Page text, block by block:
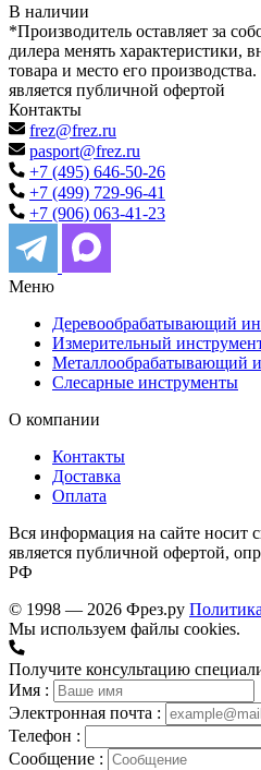
В наличии
*Производитель оставляет за
дилера менять
товара и место его
является публичной офертой
Контакты
frez@frez.ru
pasport@frez.ru
+7 (495) 646-50-26
+7 (499) 729-96-41
+7 (906) 063-41-23
Меню
Деревообрабатывающий
Измерительный
Металлообрабатывающий
Слесарные инструменты
О компании
Контакты
Доставка
Оплата
Вся информация на сайте носит
является публичной офертой,
РФ
© 1998 — 2026 Фрез.ру
Мы используем файлы cookies.
Получите консультацию
Имя :
Электронная почта :
Телефон :
Сообщение :